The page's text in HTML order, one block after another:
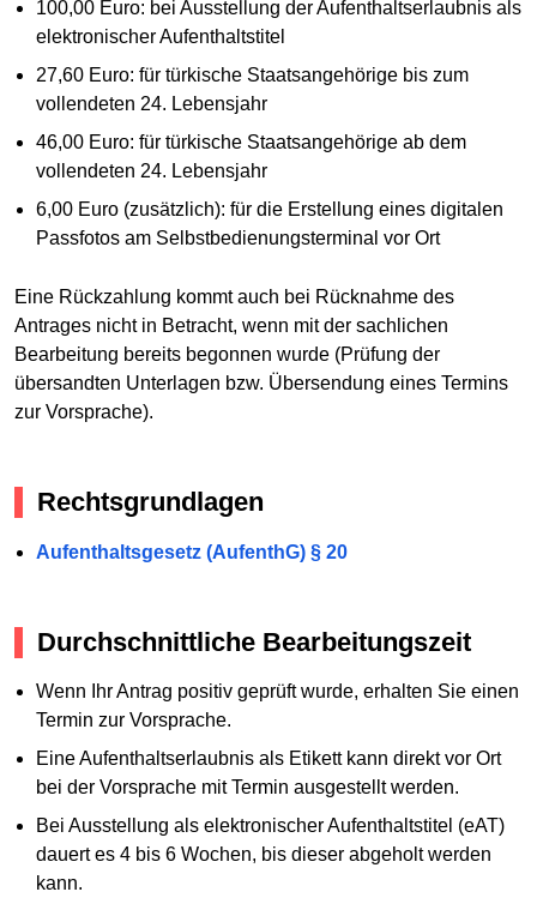
100,00 Euro: bei Ausstellung der Aufenthaltserlaubnis als
elektronischer Aufenthaltstitel
27,60 Euro: für türkische Staatsangehörige bis zum
vollendeten 24. Lebensjahr
46,00 Euro: für türkische Staatsangehörige ab dem
vollendeten 24. Lebensjahr
6,00 Euro (zusätzlich): für die Erstellung eines digitalen
Passfotos am Selbstbedienungsterminal vor Ort
Eine Rückzahlung kommt auch bei Rücknahme des
Antrages nicht in Betracht, wenn mit der sachlichen
Bearbeitung bereits begonnen wurde (Prüfung der
übersandten Unterlagen bzw. Übersendung eines Termins
zur Vorsprache).
Rechtsgrundlagen
Aufenthaltsgesetz (AufenthG) § 20
Durchschnittliche Bearbeitungszeit
Wenn Ihr Antrag positiv geprüft wurde, erhalten Sie einen
Termin zur Vorsprache.
Eine Aufenthaltserlaubnis als Etikett kann direkt vor Ort
bei der Vorsprache mit Termin ausgestellt werden.
Bei Ausstellung als elektronischer Aufenthaltstitel (eAT)
dauert es 4 bis 6 Wochen, bis dieser abgeholt werden
kann.